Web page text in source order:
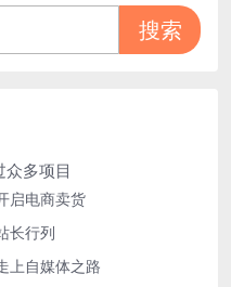
搜索
多项目
启电商卖货
长行列
上自媒体之路